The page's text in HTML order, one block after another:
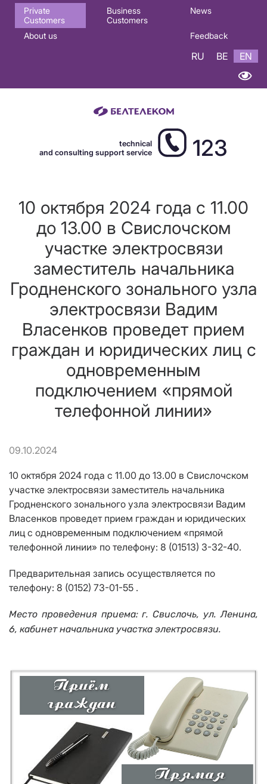
Основная
навигация
Private
Customers
Business
Customers
News
About us Feedback
RU BE EN
technical
and consulting support service
123
10 октября 2024 года с 11.00
до 13.00 в Свислочском
участке электросвязи
заместитель начальника
Гродненского зонального узла
электросвязи Вадим
Власенков проведет прием
граждан и юридических лиц с
одновременным
подключением «прямой
телефонной линии»
09.10.2024
10 октября 2024 года с 11.00 до 13.00 в Свислочском
участке электросвязи заместитель начальника
Гродненского зонального узла электросвязи Вадим
Власенков проведет прием граждан и юридических
лиц с одновременным подключением «прямой
телефонной линии» по телефону: 8 (01513) 3-32-40.
Предварительная запись осуществляется по
телефону: 8 (0152) 73-01-55 .
Место проведения приема: г. Свислочь, ул. Ленина,
6, кабинет начальника участка электросвязи.